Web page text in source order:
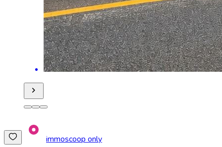
immoscoop only